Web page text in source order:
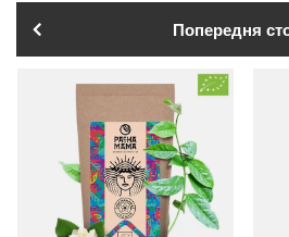
Попередня